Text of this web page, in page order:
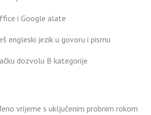
i Google alate
engleski jezik u govoru i pismu
dozvolu B kategorije
vrijeme s uključenim probnim rokom